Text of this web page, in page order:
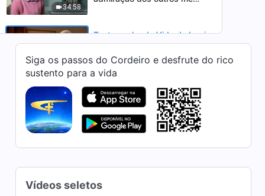
34:58
42:05
Testemunho da Vida da Igreja
"Os idosos ainda podem dar
testemunho de Deus"
29:59
Testemunho da Vida da Igreja
"As consequências da
autopreservação"
32:46
Deus?"
Siga os passos do Cordeiro e desfrute do rico
sustento para a vida
Vídeos seletos